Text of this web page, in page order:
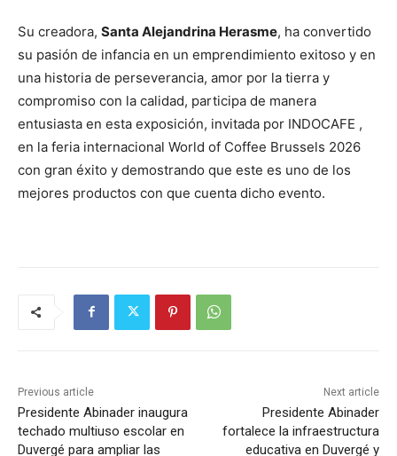
Su creadora, Santa Alejandrina Herasme, ha convertido
su pasión de infancia en un emprendimiento exitoso y en
una historia de perseverancia, amor por la tierra y
compromiso con la calidad, participa de manera
entusiasta en esta exposición, invitada por INDOCAFE ,
en la feria internacional World of Coffee Brussels 2026
con gran éxito y demostrando que este es uno de los
mejores productos con que cuenta dicho evento.
Previous article
Presidente Abinader inaugura
techado multiuso escolar en
Duvergé para ampliar las
Next article
Presidente Abinader
fortalece la infraestructura
educativa en Duvergé y